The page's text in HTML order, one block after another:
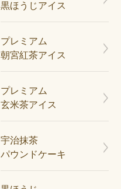
黒ほうじアイス
プレミアム
朝宮紅茶アイス
プレミアム
玄米茶アイス
宇治抹茶
パウンドケーキ